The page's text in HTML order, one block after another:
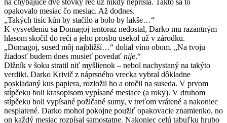
opakovalo mesiac čo mesiac. Až dodnes.
„Takých tisíc kún by stačilo a bolo by lakše…“
K vysvetleniu sa Domagoj tentoraz nedostal, Darko mu razantným
hlasom skočil do reči a jeho prosbu usekol už v zárodku.
„Domagoj, sused môj najbližší…“ dolial víno obom. „Na tvoju
žiadosť budem dnes musieť povedať nije.“
Dlžník v šoku stratil niť myšlienok – nebol nachystaný na takýto
verdikt. Darko Krivič z náprsného vrecka vybral dôkladne
poskladaný kus papiera, rozložil ho a otočil na suseda. V prvom
stĺpčeku boli krasopisom vypísané mesiace (a roky). V druhom
stĺpčeku boli vypísané požičané sumy, v treťom vrátené a nakoniec
nesplatené. Darko mohol pokojne použiť opakovacie znamienko, no
on každý mesiac rozpísal samostatne. Nakoniec celú tabuľku hrubo